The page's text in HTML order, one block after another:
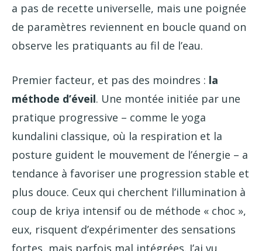
a pas de recette universelle, mais une poignée
de paramètres reviennent en boucle quand on
observe les pratiquants au fil de l’eau.
Premier facteur, et pas des moindres : la
méthode d’éveil. Une montée initiée par une
pratique progressive – comme le yoga
kundalini classique, où la respiration et la
posture guident le mouvement de l’énergie – a
tendance à favoriser une progression stable et
plus douce. Ceux qui cherchent l’illumination à
coup de kriya intensif ou de méthode « choc »,
eux, risquent d’expérimenter des sensations
fortes, mais parfois mal intégrées. J’ai vu